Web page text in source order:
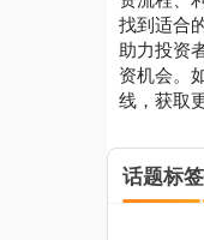
找到适合
助力投资
资机会。
线，获取
话题标签